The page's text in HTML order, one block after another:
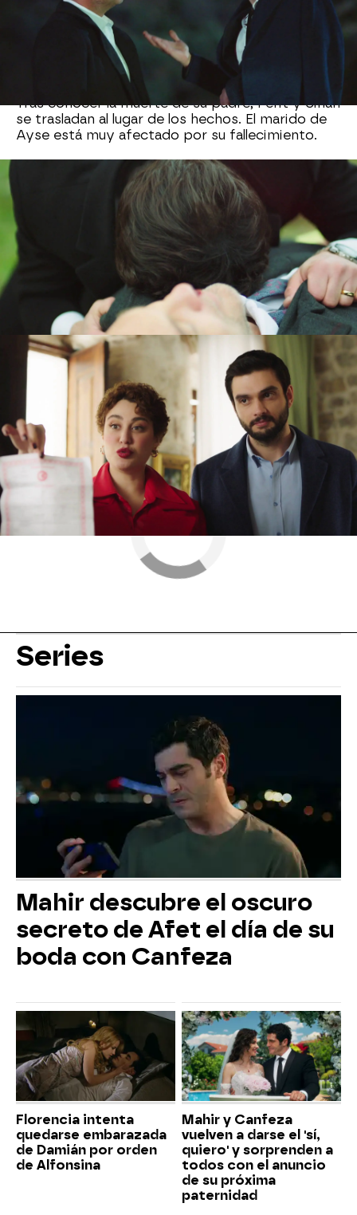
El exmarido de Azade, no sabe qué hacer, y
toma una decisión drástica: tirarse por un
barranco con su coche,pero alguien presencia
lo ocurrido. ¿De quién se trata?
Tras conocer la muerte de su padre, Ferit y Sinan
se trasladan al lugar de los hechos. El marido de
Ayse está muy afectado por su fallecimiento.
Tras el funeral de Adnan, Yaman, acompañado
por Hande, irrumpe en la mansión de los
confiesa, a los que ahora son su
familia, que es el hijo ilegítimo de Adnan.
Además, les revela que, su padre antes de morir,
le dejó toda su fortuna y bienes,
por lo que,
ahora, la mansión le pertenece. Ferit y Sinan se
quedan de piedra al escucharle.
» Series » Contenido extra
Series
Mahir descubre el oscuro
secreto de Afet el día de su
boda con Canfeza
Florencia intenta
quedarse embarazada
de Damián por orden
de Alfonsina
Mahir y Canfeza
vuelven a darse el 'sí,
quiero' y sorprenden a
todos con el anuncio
de su próxima
paternidad